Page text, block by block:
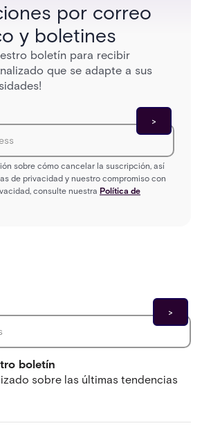
por correo
y boletines
boletín para recibir
que se adapte a sus
sobre cómo cancelar la suscripción, así
de privacidad y nuestro compromiso con
consulte nuestra Política de
boletín
sobre las últimas tendencias